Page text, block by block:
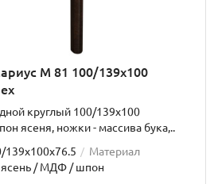
М 81 100/139х100
круглый 100/139х100
ясеня, ножки - массива бука,..
139х100х76.5
Материал
ясень / МДФ / шпон